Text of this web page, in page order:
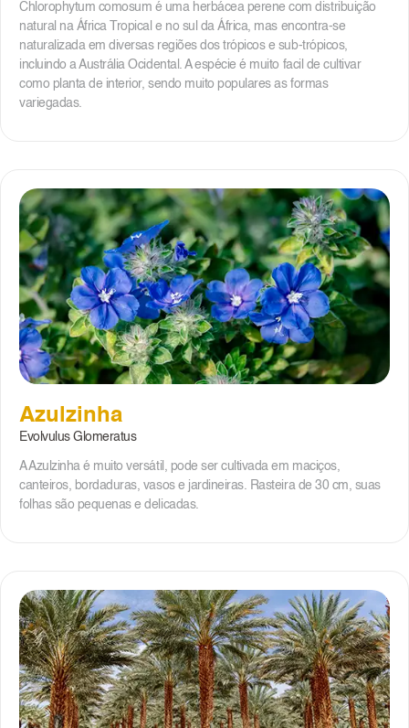
Chlorophytum comosum é uma herbácea perene com distribuição
natural na África Tropical e no sul da África, mas encontra-se
naturalizada em diversas regiões dos trópicos e sub-trópicos,
incluindo a Austrália Ocidental. A espécie é muito facil de cultivar
como planta de interior, sendo muito populares as formas
variegadas.
Azulzinha
Evolvulus Glomeratus
A Azulzinha é muito versátil, pode ser cultivada em maciços,
canteiros, bordaduras, vasos e jardineiras. Rasteira de 30 cm, suas
folhas são pequenas e delicadas.